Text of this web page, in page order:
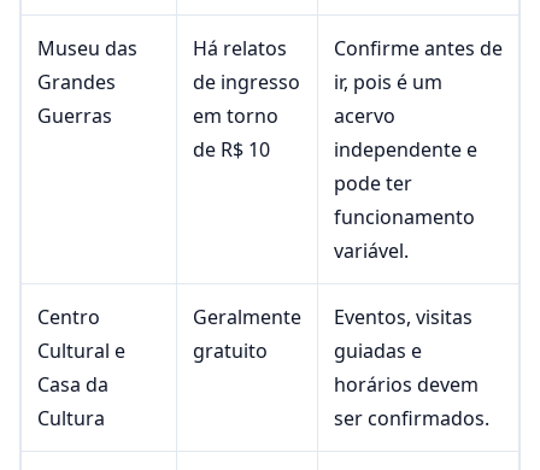
Museu das
Grandes
Guerras
Há relatos
de ingresso
em torno
de R$ 10
Confirme antes de
ir, pois é um
acervo
independente e
pode ter
funcionamento
variável.
Centro
Cultural e
Casa da
Cultura
Geralmente
gratuito
Eventos, visitas
guiadas e
horários devem
ser confirmados.